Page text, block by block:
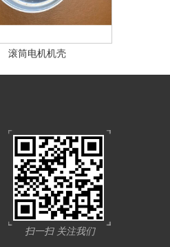
滚筒电机机壳
扫一扫 关注我们